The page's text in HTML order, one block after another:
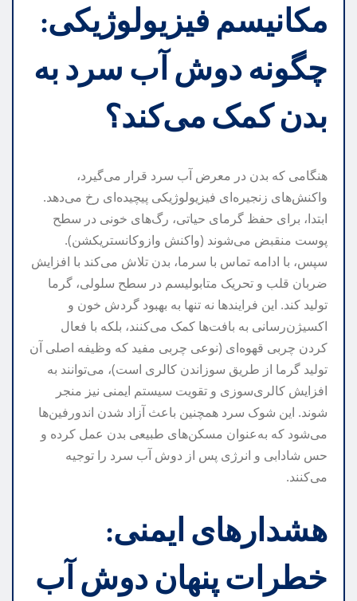
مکانیسم فیزیولوژیکی:
چگونه دوش آب سرد به
بدن کمک می‌کند؟
هنگامی که بدن در معرض آب سرد قرار می‌گیرد،
واکنش‌های زنجیره‌ای فیزیولوژیکی پیچیده‌ای رخ می‌دهد.
ابتدا، برای حفظ گرمای حیاتی، رگ‌های خونی در سطح
پوست منقبض می‌شوند (واکنش وازوکانستریکشن).
سپس، با ادامه تماس با سرما، بدن تلاش می‌کند با افزایش
ضربان قلب و تحریک متابولیسم در سطح سلولی، گرما
تولید کند. این فرایندها نه تنها به بهبود گردش خون و
اکسیژن‌رسانی به بافت‌ها کمک می‌کنند، بلکه با فعال
کردن چربی قهوه‌ای (نوعی چربی مفید که وظیفه اصلی آن
تولید گرما از طریق سوزاندن کالری است)، می‌توانند به
افزایش کالری‌سوزی و تقویت سیستم ایمنی نیز منجر
شوند. این شوک سرد همچنین باعث آزاد شدن اندورفین‌ها
می‌شود که به‌عنوان مسکن‌های طبیعی بدن عمل کرده و
حس شادابی و انرژی پس از دوش آب سرد را توجیه
می‌کنند.
هشدارهای ایمنی:
خطرات پنهان دوش آب